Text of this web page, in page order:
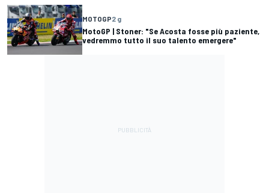
MOTOGP2 g
MotoGP | Stoner: "Se Acosta fosse più paziente,
vedremmo tutto il suo talento emergere"